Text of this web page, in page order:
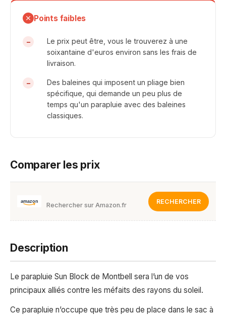
Points faibles
Le prix peut être, vous le trouverez à une
soixantaine d'euros environ sans les frais de
livraison.
Des baleines qui imposent un pliage bien
spécifique, qui demande un peu plus de
temps qu'un parapluie avec des baleines
classiques.
Comparer les prix
Rechercher sur Amazon.fr RECHERCHER
Description
Le parapluie Sun Block de Montbell sera l’un de vos
principaux alliés contre les méfaits des rayons du soleil.
Ce parapluie n’occupe que très peu de place dans le sac à